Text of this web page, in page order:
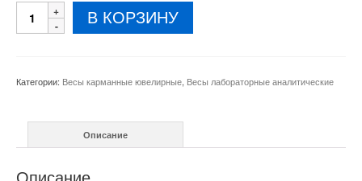
Количество
товара
0,15-
150
В КОРЗИНУ
Категории: Весы карманные ювелирные, Весы лабораторные аналитические
Описание